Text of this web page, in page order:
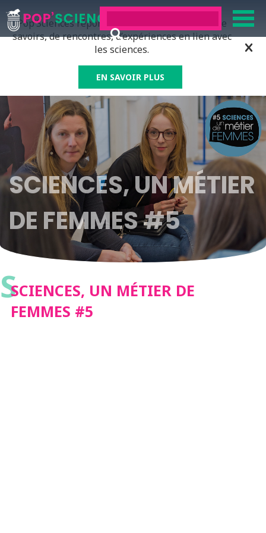
Pop’Sciences répond à tous ceux qui ont soif de
savoirs, de rencontres, d’expériences en lien avec
les sciences.
EN SAVOIR PLUS
SCIENCES, UN MÉTIER
DE FEMMES #5
SSCIENCES, UN MÉTIER DE
FEMMES #5